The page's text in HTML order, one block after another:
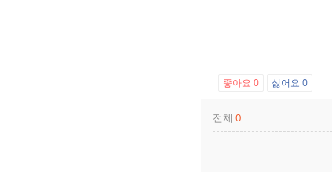
좋아요 0 싫어요 0
전체 0